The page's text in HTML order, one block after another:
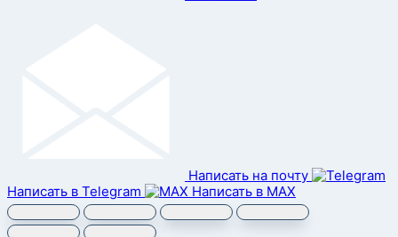
Написать на почту
Написать в Telegram
Написать в MAX